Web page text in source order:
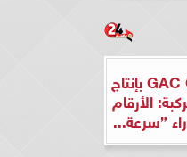
إنجاز GAC Group بإنتاج
الأرقام
”سرعة...